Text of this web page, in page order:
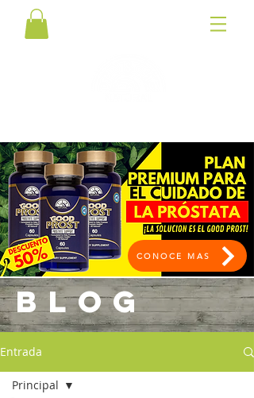
CONOCE MAS
BLOG
Entrada
Principal